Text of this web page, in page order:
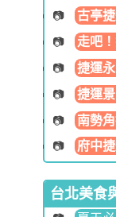
古亭
走吧
捷運
捷運
南勢
府中
台北美食